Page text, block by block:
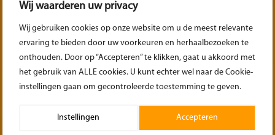
Wij waarderen uw privacy
Wij gebruiken cookies op onze website om u de meest relevante
ervaring te bieden door uw voorkeuren en herhaalbezoeken te
onthouden. Door op “Accepteren” te klikken, gaat u akkoord met
het gebruik van ALLE cookies. U kunt echter wel naar de Cookie-
instellingen gaan om gecontroleerde toestemming te geven.
Instellingen Accepteren
OVER HET OPHALEN
Zorg dat bij het ophalen de materialen weer gedemonteerd/opgerold
klaar staan voor transport. Zoals het ook geleverd is.